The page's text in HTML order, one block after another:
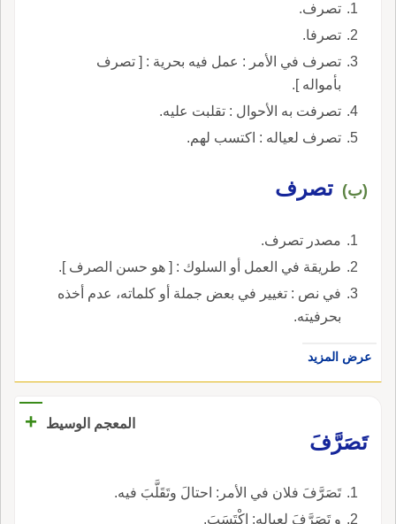
تصرف.
تصرفا.
تصرف في الأمر : عمل فيه بحرية : [ تصرف
بأمواله ].
تصرفت به الأحوال : تقلبت عليه.
تصرف لعياله : اكتسب لهم.
(ب) تصرف
مصدر تصرف.
طريقة في العمل أو السلوك : [ هو حسن الصرف ].
في نص : تغيير في بعض جملة أو كلماته، عدم أخذه
بحرفيته.
عرض المزيد
المعجم الوسيط
+
تَصَرَّفَ
تَصَرَّفَ فلان في الأمر: احتالَ وتَقَلَّبَ فيه.
و تَصَرَّفَ لعياله: اكْتَسَبَ.